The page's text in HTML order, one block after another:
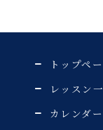
トップペ
レッスン
カレンダ